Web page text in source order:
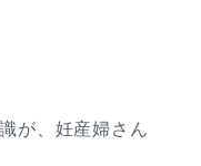
が、妊産婦さん